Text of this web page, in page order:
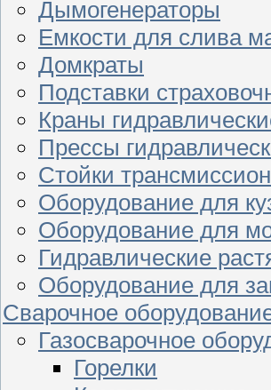
Дымогенераторы
Емкости для слива
Домкраты
Подставки
Краны
Прессы
Стойки
Оборудование для
Оборудование для
Гидравлические
Оборудование для
Сварочное
Газосварочное
Горелки